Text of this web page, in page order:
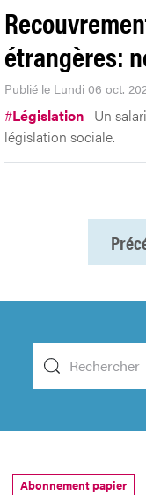
étrangères:
Publié le Lundi 06 oct.
#Législation Un
législation sociale.
Abonnement papier